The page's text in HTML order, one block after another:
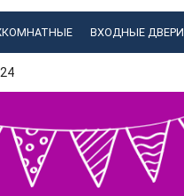
ВХОДНЫЕ ДВЕРИ